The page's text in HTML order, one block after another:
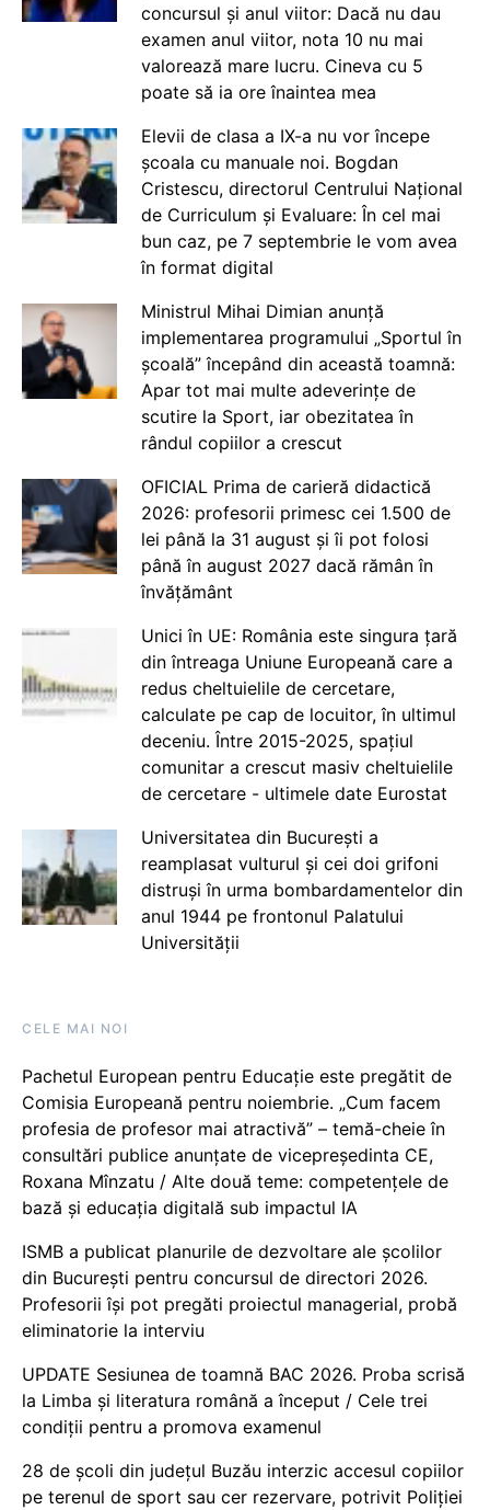
concursul și anul viitor: Dacă nu dau
examen anul viitor, nota 10 nu mai
valorează mare lucru. Cineva cu 5
poate să ia ore înaintea mea
Elevii de clasa a IX-a nu vor începe
școala cu manuale noi. Bogdan
Cristescu, directorul Centrului Național
de Curriculum și Evaluare: În cel mai
bun caz, pe 7 septembrie le vom avea
în format digital
Ministrul Mihai Dimian anunță
implementarea programului „Sportul în
școală” începând din această toamnă:
Apar tot mai multe adeverințe de
scutire la Sport, iar obezitatea în
rândul copiilor a crescut
OFICIAL Prima de carieră didactică
2026: profesorii primesc cei 1.500 de
lei până la 31 august și îi pot folosi
până în august 2027 dacă rămân în
învățământ
Unici în UE: România este singura țară
din întreaga Uniune Europeană care a
redus cheltuielile de cercetare,
calculate pe cap de locuitor, în ultimul
deceniu. Între 2015-2025, spațiul
comunitar a crescut masiv cheltuielile
de cercetare - ultimele date Eurostat
Universitatea din București a
reamplasat vulturul și cei doi grifoni
distruși în urma bombardamentelor din
anul 1944 pe frontonul Palatului
Universității
CELE MAI NOI
Pachetul European pentru Educație este pregătit de
Comisia Europeană pentru noiembrie. „Cum facem
profesia de profesor mai atractivă” – temă-cheie în
consultări publice anunțate de vicepreședinta CE,
Roxana Mînzatu / Alte două teme: competențele de
bază și educația digitală sub impactul IA
ISMB a publicat planurile de dezvoltare ale școlilor
din București pentru concursul de directori 2026.
Profesorii își pot pregăti proiectul managerial, probă
eliminatorie la interviu
UPDATE Sesiunea de toamnă BAC 2026. Proba scrisă
la Limba și literatura română a început / Cele trei
condiții pentru a promova examenul
28 de școli din județul Buzău interzic accesul copiilor
pe terenul de sport sau cer rezervare, potrivit Poliției